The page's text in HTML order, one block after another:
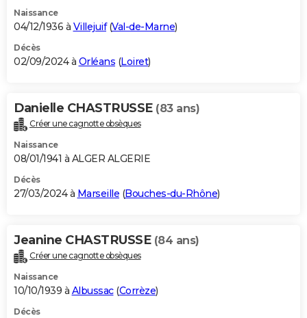
Naissance
04/12/1936 à Villejuif(Val-de-Marne)
Décès
02/09/2024 à Orléans (Loiret)
Danielle CHASTRUSSE (83 ans)
Créer une cagnotte obsèques
Naissance
08/01/1941 à ALGER ALGERIE
Décès
27/03/2024 à Marseille (Bouches-du-Rhône)
Jeanine CHASTRUSSE (84 ans)
Créer une cagnotte obsèques
Naissance
10/10/1939 à Albussac(Corrèze)
Décès